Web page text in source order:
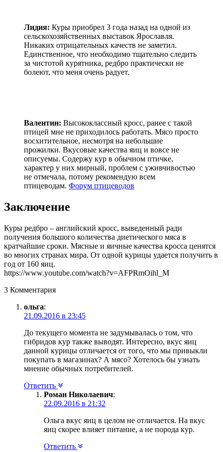
Лидия: Куры приобрел 3 года назад на одной из
сельскохозяйственных выставок Ярославля.
Никаких отрицательных качеств не заметил.
Единственное, что необходимо тщательно следить
за чистотой курятника, редбро практически не
болеют, что меня очень радует.
Валентин: Высококлассный кросс, ранее с такой
птицей мне не приходилось работать. Мясо просто
восхитительное, несмотря на небольшие
прожилки. Вкусовые качества яиц и вовсе не
описуемы. Содержу кур в обычном птичке,
характер у них мирный, проблем с уживчивостью
не отмечала, потому рекомендую всем
птицеводам. Форум птицеводов
Заключение
Куры редбро – английский кросс, выведенный ради
получения большого количества диетического мяса в
кратчайшие сроки. Мясные и яичные качества кросса ценятся
во многих странах мира. От одной курицы удается получить в
год от 160 яиц.
https://www.youtube.com/watch?v=AFPRmOihl_M
3 Комментария
ольга:
21.09.2016 в 23:45
До текущего момента не задумывалась о том, что
гибридов кур также выводят. Интересно, вкус яиц
данной курицы отличается от того, что мы привыкли
покупать в магазинах? А мясо? Хотелось бы узнать
мнение обычных потребителей.
Ответить
Роман Николаевич:
22.09.2016 в 21:32
Ольга вкус яиц в целом не отличается. На вкус
яиц скорее влияет питание, а не порода кур.
Ответить